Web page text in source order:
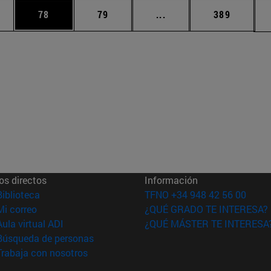
Use TAB para desplazarse.
Página
78 Página
79 ... Páginas intermedias
Página
389
directos
(abre en nueva ventana)
correo(abre en nueva ventana)
virtual ADI (abre en nueva ventana)
de personas(abre en nueva ventana)
con nosotros(abre en nueva ventana)
Información
TFNO +34 948 42 56 00
¿QUÉ GRADO TE INTERESA?
¿QUÉ MÁSTER TE